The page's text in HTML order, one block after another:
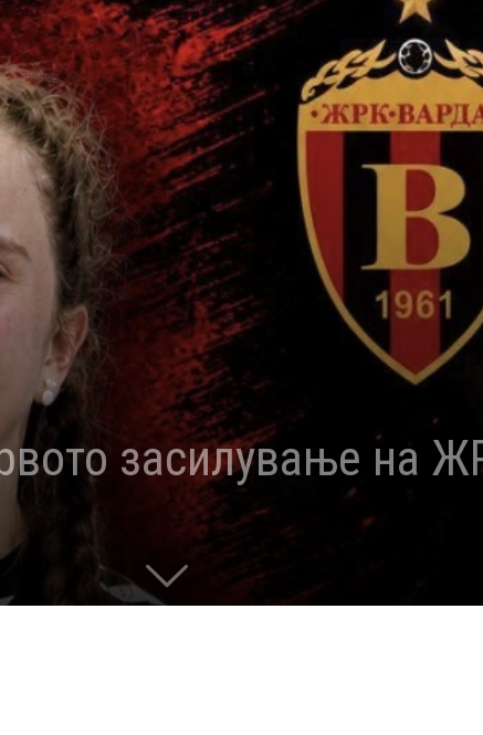
засилување на